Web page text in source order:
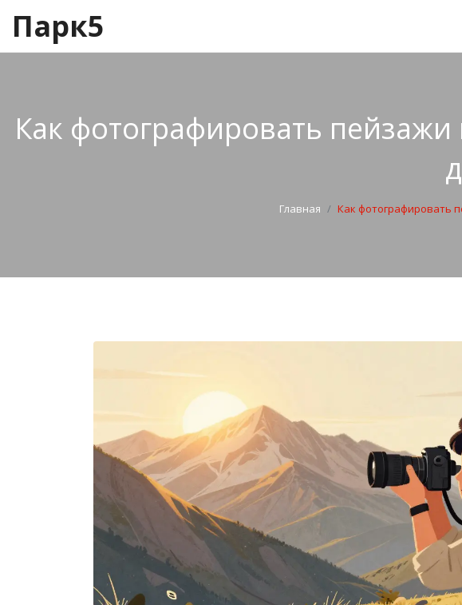
Парк5
Как фотографировать пейзажи
Главная Как фотографировать